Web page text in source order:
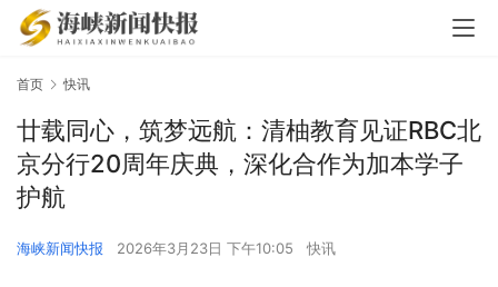
首页 快讯
廿载同心，筑梦远航：清柚教育见证RBC北
京分行20周年庆典，深化合作为加本学子
护航
海峡新闻快报 2026年3月23日 下午10:05 快讯